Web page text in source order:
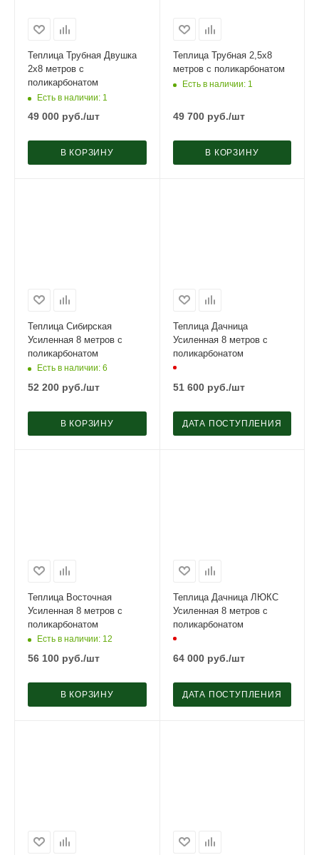
Теплица Трубная Двушка
2х8 метров с
поликарбонатом
Есть в наличии: 1
49 000 руб./шт
В КОРЗИНУ
Теплица Трубная 2,5х8
метров с поликарбонатом
Есть в наличии: 1
49 700руб./шт
В КОРЗИНУ
Теплица Сибирская
Усиленная 8 метров с
поликарбонатом
Есть в наличии: 6
52 200 руб./шт
В КОРЗИНУ
Теплица Дачница
Усиленная 8 метров с
поликарбонатом
51 600руб./шт
ДАТА ПОСТУПЛЕНИЯ
Теплица Восточная
Усиленная 8 метров с
поликарбонатом
Есть в наличии: 12
56 100 руб./шт
В КОРЗИНУ
Теплица Дачница ЛЮКС
Усиленная 8 метров с
поликарбонатом
64 000руб./шт
ДАТА ПОСТУПЛЕНИЯ